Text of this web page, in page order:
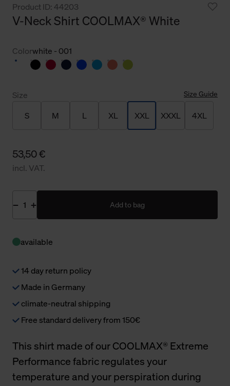
Product ID: 44203
V-Neck Shirt COOLMAX® White
Colorwhite - 001
Size Size Guide
S M L XL XXL XXXL 4XL
53,50 €
incl. VAT.
Add to bag
available
14 day return policy
Made in Germany
climate-neutral shipping
Free standard delivery from 150€
This shirt made of our COOLMAX® Extreme
Performance fabric regulates your
temperature and your perspiration during